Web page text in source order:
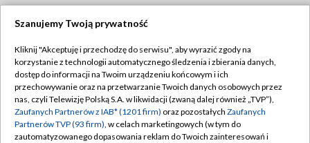
TVP
Abonament TVP
Emisja w TVP
Centrum informacji TVP
Regulamin TVP
Polityka prywatności
Moje zgody
Szanujemy Twoją prywatność
Kliknij "Akceptuję i przechodzę do serwisu", aby wyrazić zgody na
korzystanie z technologii automatycznego śledzenia i zbierania danych,
dostęp do informacji na Twoim urządzeniu końcowym i ich
przechowywanie oraz na przetwarzanie Twoich danych osobowych przez
nas, czyli Telewizję Polską S.A. w likwidacji (zwaną dalej również „TVP”),
Zaufanych Partnerów z IAB* (1201 firm) oraz pozostałych Zaufanych
Partnerów TVP (93 firm), w celach marketingowych (w tym do
zautomatyzowanego dopasowania reklam do Twoich zainteresowań i